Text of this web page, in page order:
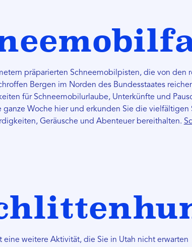
präparierten Schneemobilpisten, die von den
Bergen im Norden des Bundesstaates
für Schneemobilurlaube, Unterkünfte und
ganze Woche hier und erkunden Sie die vielfältigen
Geräusche und Abenteuer bereithalten.
eine weitere Aktivität, die Sie in Utah nicht erwarten